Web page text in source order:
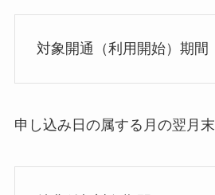
対象開通（利用開始）期間
申し込み日の属する月の翌月末